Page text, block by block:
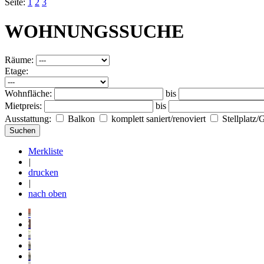
Seite: 1 2 3
WOHNUNGSSUCHE
Räume:
Etage:
Wohnfläche: bis
Mietpreis:
bis
Ausstattung:
Balkon komplett saniert/renoviert Stellplatz/
Merkliste
|
drucken
|
nach oben